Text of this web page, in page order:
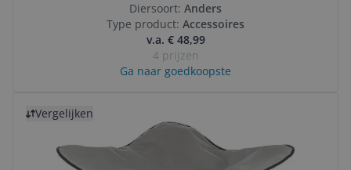
Diersoort: Anders
Type product: Accessoires
v.a. € 48,99
4 prijzen
Ga naar goedkoopste
Vergelijken